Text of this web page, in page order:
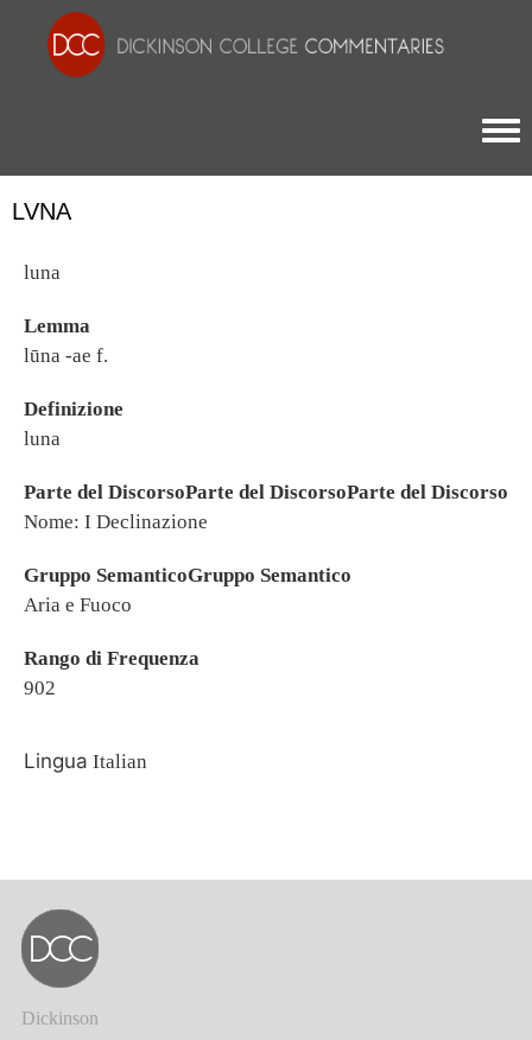
LVNA
luna
Lemma
lūna -ae f.
Definizione
luna
Parte del DiscorsoParte del DiscorsoParte del Discorso
Nome: I Declinazione
Gruppo SemanticoGruppo Semantico
Aria e Fuoco
Rango di Frequenza
902
Lingua Italian
Dickinson